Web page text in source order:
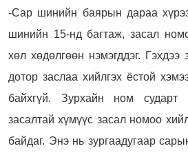
-Сар шинийн баярын дараа
шинийн 15-нд багтаж, засал
хөл хөдөлгөөн нэмэгддэг.
дотор заслаа хийлгэх ёстой
байхгүй. Зурхайн ном
засалтай хүмүүс засал номоо
байдаг. Энэ нь зургаадугаар